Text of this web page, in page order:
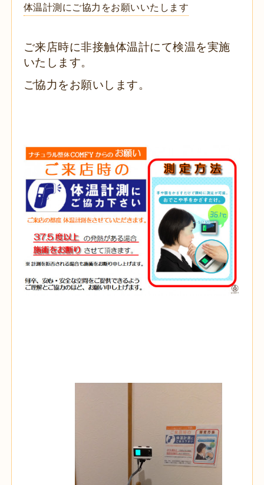
体温計測にご協力をお願いいたします
ご来店時に非接触体温計にて検温を実施
いたします。
ご協力をお願いします。